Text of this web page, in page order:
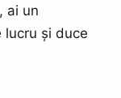
ai un
lucru și duce